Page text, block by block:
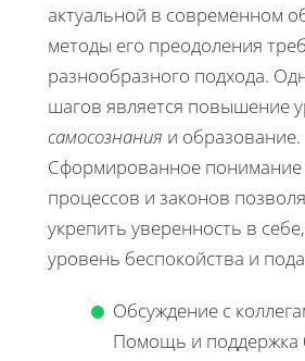
актуальной в современном
методы его преодоления
разнообразного подхода.
шагов является повышение
самосознания и образование.
Сформированное понимание
процессов и законов
укрепить уверенность в
уровень беспокойства и
Обсуждение с
Помощь и поддержка